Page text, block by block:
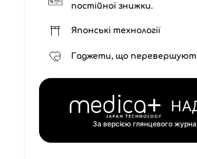
постійної знижки.
Японські технології
Гаджети, що
За версією глянцевого